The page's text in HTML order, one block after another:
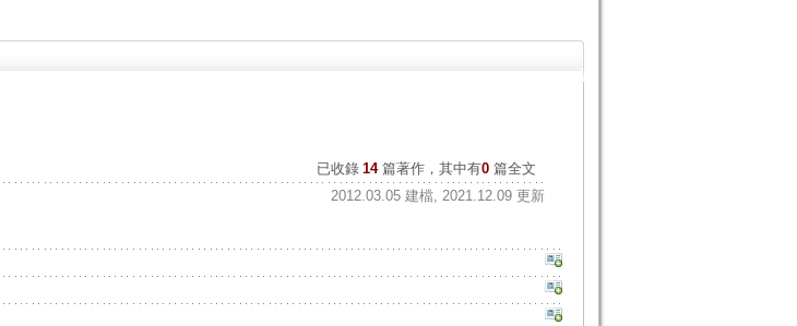
已收錄 14 篇著作，其中有0篇全文
2012.03.05 建檔, 2021.12.09 更新